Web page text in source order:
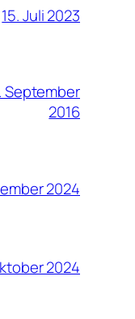
15. Juli 2023
September
2016
2024
2024